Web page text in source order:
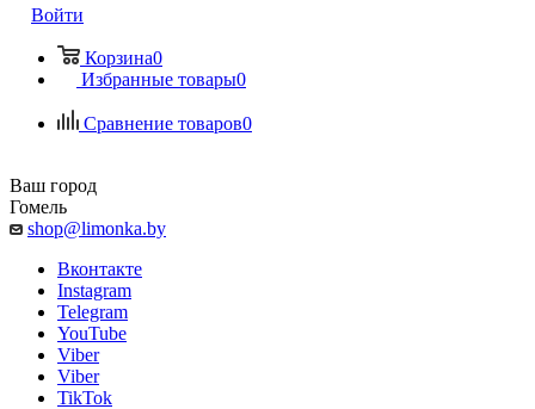
Войти
Корзина0
Избранные товары0
Сравнение товаров0
Ваш город
Гомель
shop@limonka.by
Вконтакте
Instagram
Telegram
YouTube
Viber
Viber
TikTok